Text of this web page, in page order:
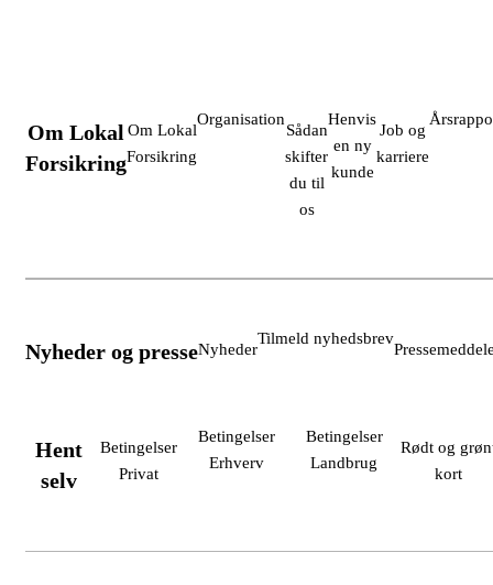
Om Lokal
Forsikring
Om Lokal
Forsikring
Organisation
Sådan
skifter
du til
os
Henvis
en ny
kunde
Job og
karriere
Nyheder og presseNyheder
Tilmeld nyhedsbrev
Hent
selv
Betingelser
Privat
Betingelser
Erhverv
Betingelser
Landbrug
Rødt og
kort